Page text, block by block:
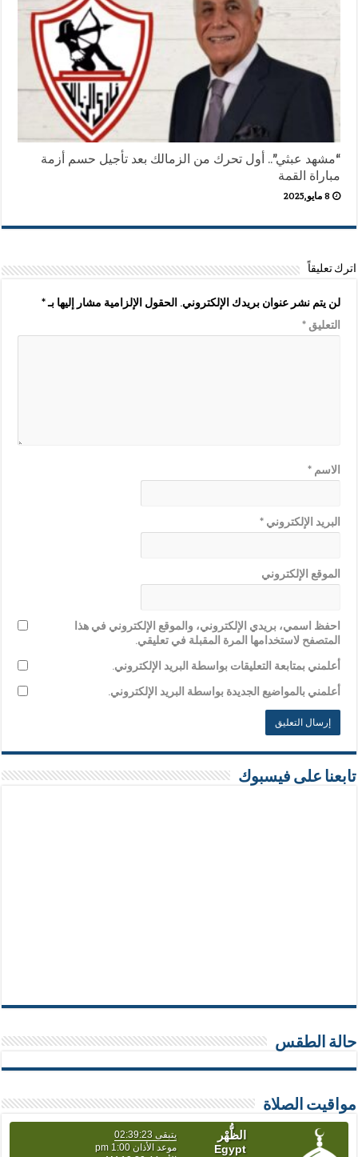
“مشهد عبثي”.. أول تحرك من الزمالك بعد تأجيل حسم أزمة
مباراة القمة
8 مايو,2025
اترك تعليقاً
لن يتم نشر عنوان بريدك الإلكتروني. الحقول الإلزامية مشار إليها بـ*
التعليق*
الاسم*
البريد الإلكتروني*
الموقع الإلكتروني
احفظ اسمي، بريدي الإلكتروني، والموقع الإلكتروني في هذا
المتصفح لاستخدامها المرة المقبلة في تعليقي.
أعلمني بمتابعة التعليقات بواسطة البريد الإلكتروني.
أعلمني بالمواضيع الجديدة بواسطة البريد الإلكتروني.
تابعنا على فيسبوك
حالة الطقس
مواقيت الصلاة